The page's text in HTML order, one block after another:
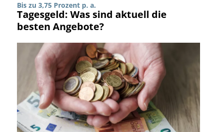
Bis zu 3,75 Prozent p. a.
Tagesgeld: Was sind aktuell die
besten Angebote?